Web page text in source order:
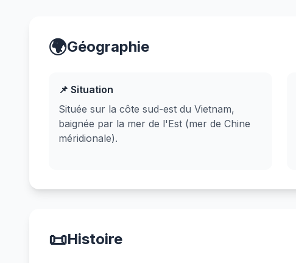
🌍Géographie
📌 Situation
Située sur la côte sud-est du Vietnam,
baignée par la mer de l'Est (mer de Chine
méridionale).
📜Histoire